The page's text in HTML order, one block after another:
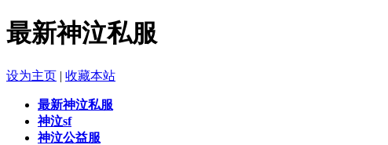
最新神泣私服
设为主页 | 收藏本站
最新神泣私服
神泣sf
神泣公益服